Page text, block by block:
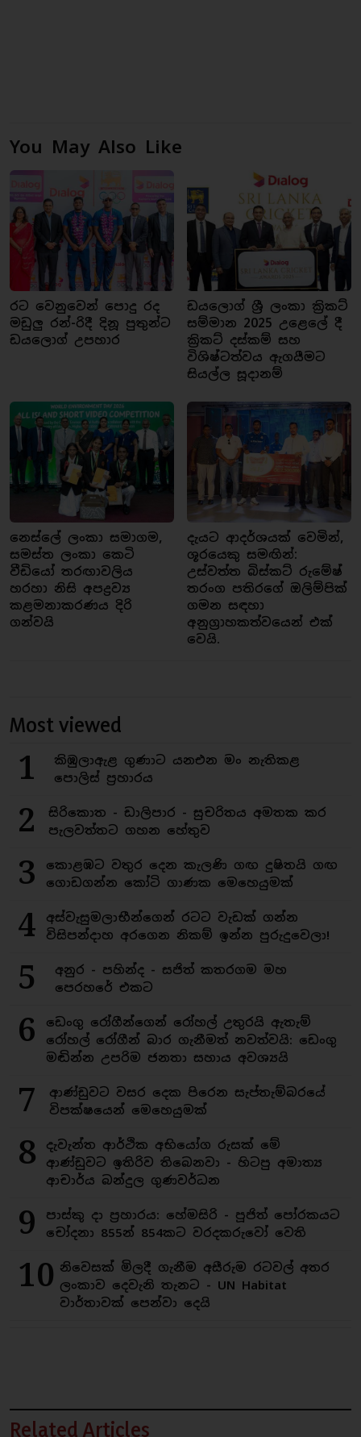
You May Also Like
රට වෙනුවෙන් පොදු රද
මඩුලු රන්-රිදී දිනූ පුතුන්ට
ඩයලොග් උපහාර
ඩයලොග් ශ්‍රී ලංකා ක්‍රිකට්
සම්මාන 2025 උළෙලේ දී
ක්‍රිකට් දස්කම් සහ
විශිෂ්ටත්වය ඇගයීමට
සියල්ල සූදානම්
නෙස්ලේ ලංකා සමාගම,
සමස්ත ලංකා කෙටි
වීඩියෝ තරඟාවලිය
හරහා නිසි අපද්‍රව්‍ය
කළමනාකරණය දිරි
ගන්වයි
දැයට ආදර්ශයක් වෙමින්,
ශූරයෙකු සමඟින්:
උස්වත්ත බිස්කට් රුමේෂ්
තරංග පතිරගේ ඔලිම්පික්
ගමන සඳහා
අනුග්‍රාහකත්වයෙන් එක්
වෙයි.
Most viewed
1
කිඹුලාඇළ ගුණාට යනඑන මං නැතිකළ
පොලිස් ප්‍රහාරය
2
සිරිකොත - ඩාලිපාර - සුචරිතය අමතක කර
පැලවත්තට ගහන හේතුව
3
කොළඹට වතුර දෙන කැලණි ගඟ දුෂිතයි ගඟ
ගොඩගන්න කෝටි ගාණක මෙහෙයුමක්
4
අස්වැසුමලාභීන්ගෙන් රටට වැඩක් ගන්න
විසිපන්දාහ අරගෙන නිකම් ඉන්න පුරුදුවෙලා!
5
අනුර - පහින්ද - සජිත් කතරගම මහ
පෙරහරේ එකට
6
ඩෙංගු රෝගීන්ගෙන් රෝහල් උතුරයි ඇතැම්
රෝහල් රෝගීන් බාර ගැනීමත් නවත්වයි: ඩෙංගු
මඬින්න උපරිම ජනතා සහාය අවශ්‍යයි
7
ආණ්ඩුවට වසර දෙක පිරෙන සැප්තැම්බරයේ
විපක්ෂයෙන් මෙහෙයුමක්
8
දැවැන්ත ආර්ථික අභියෝග රුසක් මේ
ආණ්ඩුවට ඉතිරිව තිබෙනවා - හිටපු අමාත්‍ය
ආචාර්ය බන්දුල ගුණවර්ධන
9
පාස්කු දා ප්‍රහාරය: හේමසිරි - පූජිත් පෝරකයට
චෝදනා 855න් 854කට වරදකරුවෝ වෙති
10 නිවෙසක් මිලදී ගැනීම අසීරුම රටවල් අතර
ලංකාව දෙවැනි තැනට - UN Habitat
වාර්තාවක් පෙන්වා දෙයි
Related Articles